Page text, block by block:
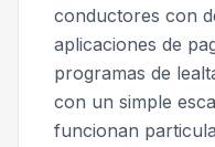
conductores con
aplicaciones de
programas de
con un simple
funcionan